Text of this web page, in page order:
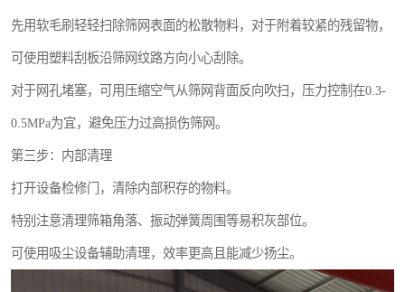
先用软毛刷轻轻扫除筛网表面的松散物料，对于附着较紧的残留物，
可使用塑料刮板沿筛网纹路方向小心刮除。
对于网孔堵塞，可用压缩空气从筛网背面反向吹扫，压力控制在0.3-
0.5MPa为宜，避免压力过高损伤筛网。
第三步：内部清理
打开设备检修门，清除内部积存的物料。
特别注意清理筛箱角落、振动弹簧周围等易积灰部位。
可使用吸尘设备辅助清理，效率更高且能减少扬尘。